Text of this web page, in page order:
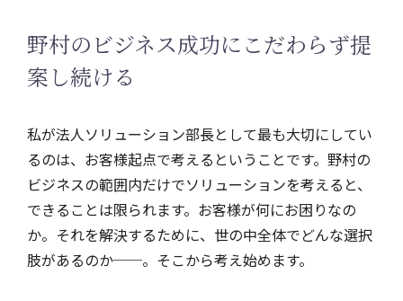
野村のビジネス成功にこだわらず提
案し続ける
私が法人ソリューション部長として最も大切にしてい
るのは、お客様起点で考えるということです。野村の
ビジネスの範囲内だけでソリューションを考えると、
できることは限られます。お客様が何にお困りなの
か。それを解決するために、世の中全体でどんな選択
肢があるのか──。そこから考え始めます。